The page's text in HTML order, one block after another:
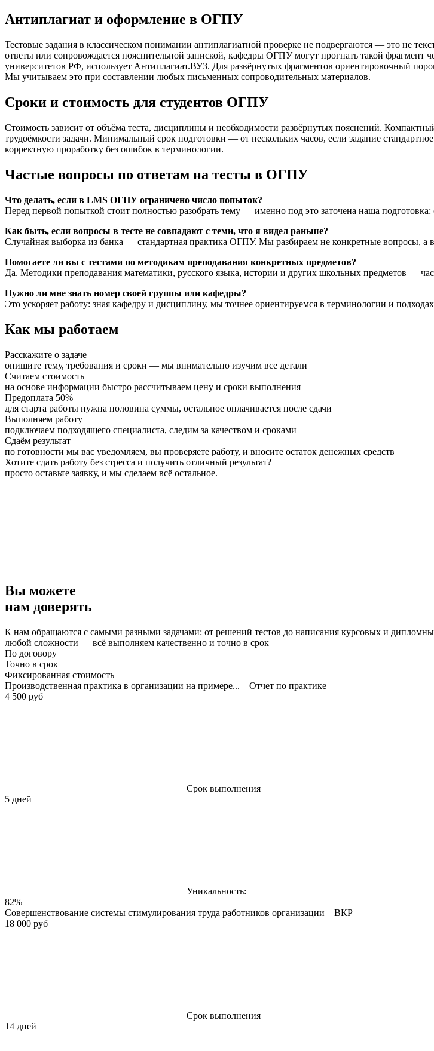
Антиплагиат и оформление в ОГПУ
Тестовые задания в классическом понимании антиплагиатной проверке не подвергаются — это не
ответы или сопровождается пояснительной запиской, кафедры ОГПУ могут прогнать такой фрагмент
университетов РФ, использует Антиплагиат.ВУЗ. Для развёрнутых фрагментов ориентировочный
Мы учитываем это при составлении любых письменных сопроводительных материалов.
Сроки и стоимость для студентов ОГПУ
Стоимость зависит от объёма теста, дисциплины и необходимости развёрнутых пояснений.
трудоёмкости задачи. Минимальный срок подготовки — от нескольких часов, если задание
корректную проработку без ошибок в терминологии.
Частые вопросы по ответам на тесты в ОГПУ
Что делать, если в LMS ОГПУ ограничено число попыток?
Перед первой попыткой стоит полностью разобрать тему — именно под это заточена наша
Как быть, если вопросы в тесте не совпадают с теми, что я видел раньше?
Случайная выборка из банка — стандартная практика ОГПУ. Мы разбираем не конкретные вопросы,
Помогаете ли вы с тестами по методикам преподавания конкретных предметов?
Да. Методики преподавания математики, русского языка, истории и других школьных предметов —
Нужно ли мне знать номер своей группы или кафедры?
Это ускоряет работу: зная кафедру и дисциплину, мы точнее ориентируемся в терминологии и
Как мы работаем
Расскажите о задаче
опишите тему, требования и сроки — мы внимательно изучим все детали
Считаем стоимость
на основе информации быстро рассчитываем цену и сроки выполнения
Предоплата 50%
для старта работы нужна половина суммы, остальное оплачивается после сдачи
Выполняем работу
подключаем подходящего специалиста, следим за качеством и сроками
Сдаём результат
по готовности мы вас уведомляем, вы проверяете работу, и вносите остаток денежных средств
Хотите сдать работу без стресса и получить отличный результат?
просто оставьте заявку, и мы сделаем всё остальное.
Вы можете
нам доверять
К нам обращаются с самыми разными задачами: от решений тестов до написания курсовых и
любой сложности — всё выполняем качественно и точно в срок
По договору
Точно в срок
Фиксированная стоимость
Производственная практика в организации на примере... – Отчет по практике
4 500 руб
Срок выполнения
5 дней
Уникальность:
82%
Совершенствование системы стимулирования труда работников организации – ВКР
18 000 руб
Срок выполнения
14 дней